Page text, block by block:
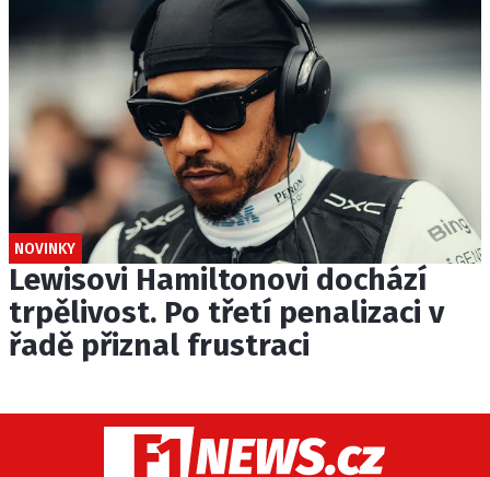
NOVINKY
Lewisovi Hamiltonovi dochází
trpělivost. Po třetí penalizaci v
řadě přiznal frustraci